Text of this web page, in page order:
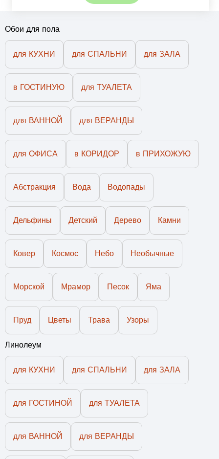
Обои для пола
для КУХНИ для СПАЛЬНИ для ЗАЛА
в ГОСТИНУЮ для ТУАЛЕТА
для ВАННОЙ для ВЕРАНДЫ
для ОФИСА в КОРИДОР в ПРИХОЖУЮ
Абстракция Вода Водопады
Дельфины Детский Дерево Камни
Ковер Космос Небо Необычные
Морской Мрамор Песок Яма
Пруд Цветы Трава Узоры
Линолеум
для КУХНИ для СПАЛЬНИ для ЗАЛА
для ГОСТИНОЙ для ТУАЛЕТА
для ВАННОЙ для ВЕРАНДЫ